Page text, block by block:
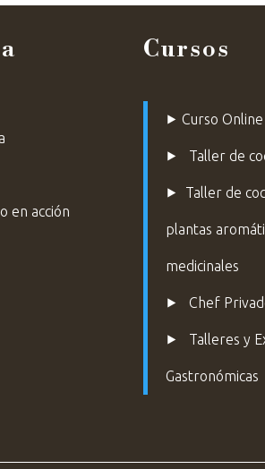
en acción
Cursos
⯈ Curso Online
⯈ Taller de
⯈ Taller de
plantas
medicinales
⯈ Chef
⯈ Talleres y
Gastronómicas